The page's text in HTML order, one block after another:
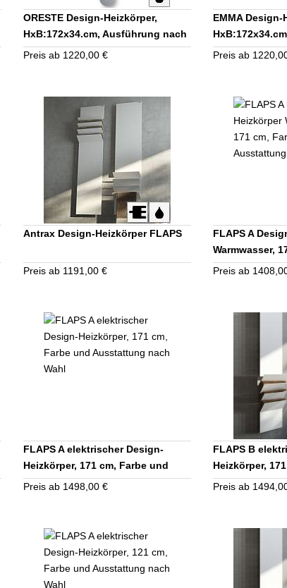
ORESTE Design-Heizkörper,
HxB:172x34.cm, Ausführung nach
Kundenwunsch
Preis ab 1220,00 €
EMMA Design-
Preis ab
Antrax Design-Heizkörper FLAPS
Preis ab 1191,00 €
FLAPS A
Warmwasser,
Ausstattung
Preis ab
FLAPS A elektrischer Design-
Heizkörper, 171 cm, Farbe und
Ausstattung nach Wahl
Preis ab 1498,00 €
FLAPS B
Heizkörper,
Ausstattung
Preis ab